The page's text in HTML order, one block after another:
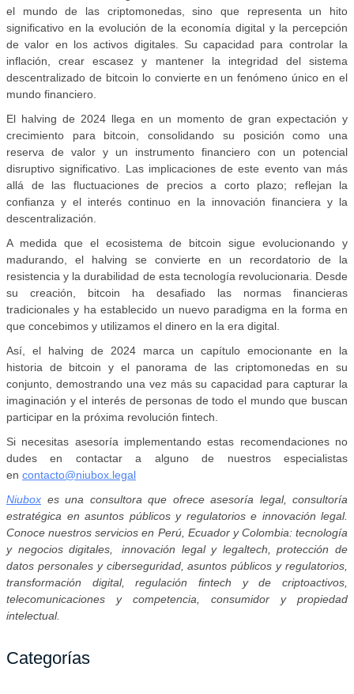
el mundo de las criptomonedas, sino que representa un hito
significativo en la evolución de la economía digital y la percepción
de valor en los activos digitales. Su capacidad para controlar la
inflación, crear escasez y mantener la integridad del sistema
descentralizado de bitcoin lo convierte en un fenómeno único en el
mundo financiero.
El halving de 2024 llega en un momento de gran expectación y
crecimiento para bitcoin, consolidando su posición como una
reserva de valor y un instrumento financiero con un potencial
disruptivo significativo. Las implicaciones de este evento van más
allá de las fluctuaciones de precios a corto plazo; reflejan la
confianza y el interés continuo en la innovación financiera y la
descentralización.
A medida que el ecosistema de bitcoin sigue evolucionando y
madurando, el halving se convierte en un recordatorio de la
resistencia y la durabilidad de esta tecnología revolucionaria. Desde
su creación, bitcoin ha desafiado las normas financieras
tradicionales y ha establecido un nuevo paradigma en la forma en
que concebimos y utilizamos el dinero en la era digital.
Así, el halving de 2024 marca un capítulo emocionante en la
historia de bitcoin y el panorama de las criptomonedas en su
conjunto, demostrando una vez más su capacidad para capturar la
imaginación y el interés de personas de todo el mundo que buscan
participar en la próxima revolución fintech.
Si necesitas asesoría implementando estas recomendaciones no
dudes en contactar a alguno de nuestros especialistas
en contacto@niubox.legal
Niubox es una consultora que ofrece asesoría legal, consultoría
estratégica en asuntos públicos y regulatorios e innovación legal.
Conoce nuestros servicios en Perú, Ecuador y Colombia: tecnología
y negocios digitales, innovación legal y legaltech, protección de
datos personales y ciberseguridad, asuntos públicos y regulatorios,
transformación digital, regulación fintech y de criptoactivos,
telecomunicaciones y competencia, consumidor y propiedad
intelectual.
Categorías